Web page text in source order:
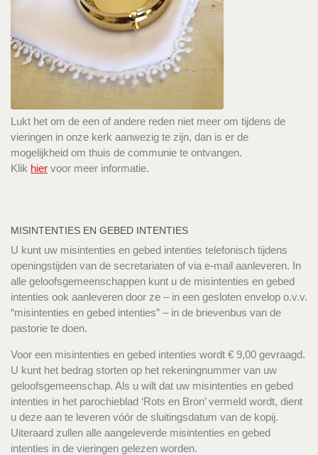
Lukt het om de een of andere reden niet meer om tijdens de
vieringen in onze kerk aanwezig te zijn, dan is er de
mogelijkheid om thuis de communie te ontvangen.
Klik hier voor meer informatie.
MISINTENTIES EN GEBED INTENTIES
U kunt uw misintenties en gebed intenties telefonisch tijdens
openingstijden van de secretariaten of via e-mail aanleveren. In
alle geloofsgemeenschappen kunt u de misintenties en gebed
intenties ook aanleveren door ze – in een gesloten envelop o.v.v.
“misintenties en gebed intenties” – in de brievenbus van de
pastorie te doen.
Voor een misintenties en gebed intenties wordt € 9,00 gevraagd.
U kunt het bedrag storten op het rekeningnummer van uw
geloofsgemeenschap. Als u wilt dat uw misintenties en gebed
intenties in het parochieblad ‘Rots en Bron’ vermeld wordt, dient
u deze aan te leveren vóór de sluitingsdatum van de kopij.
Uiteraard zullen alle aangeleverde misintenties en gebed
intenties in de vieringen gelezen worden.